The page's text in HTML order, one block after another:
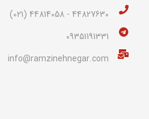
44827630 - 44814058 (021)
09351191331
info@ramzinehnegar.com